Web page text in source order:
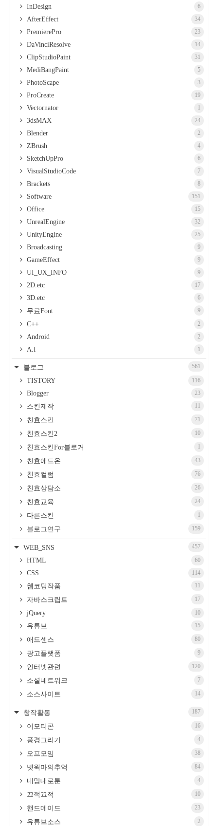
InDesign 6
AfterEffect 34
PremierePro 23
DaVinciResolve 14
ClipStudioPaint 31
MediBangPaint 5
PhotoScape 3
ProCreate 19
Vectornator 1
3dsMAX 24
Blender 2
ZBrush 4
SketchUpPro 6
VisualStudioCode 7
Brackets 8
Software 151
Office 15
UnrealEngine 32
UnityEngine 25
Broadcasting 9
GameEffect 9
UI_UX_INFO 9
2D.etc 17
3D.etc 6
무료Font 9
C++ 2
Android 2
A.I 1
블로그 561
TISTORY 116
Blogger 23
스킨제작 11
친효스킨 71
친효스킨2 10
친효스킨For블로거 1
친효애드온 43
친효컬럼 76
친효상담소 26
친효교육 24
다른스킨 1
블로그연구 159
WEB_SNS 457
HTML 60
CSS 114
웹코딩작품 11
자바스크립트 17
jQuery 10
유튜브 15
애드센스 80
광고플랫폼 9
인터넷관련 120
소셜네트워크 7
소스사이트 14
창작활동 187
이모티콘 16
풍경그리기 4
오프모임 38
넷웍마의추억 84
내맘대로툰 4
끄적끄적 10
핸드메이드 23
유튜브소스 2